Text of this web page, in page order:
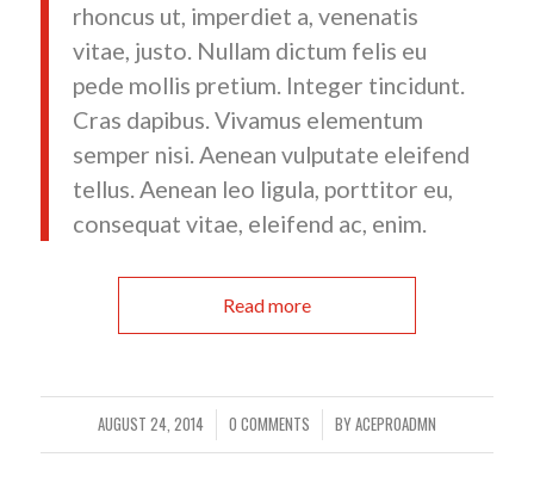
rhoncus ut, imperdiet a, venenatis
vitae, justo. Nullam dictum felis eu
pede mollis pretium. Integer tincidunt.
Cras dapibus. Vivamus elementum
semper nisi. Aenean vulputate eleifend
tellus. Aenean leo ligula, porttitor eu,
consequat vitae, eleifend ac, enim.
Read more
AUGUST 24, 2014
/ 0 COMMENTS
/ BYACEPR0ADMN